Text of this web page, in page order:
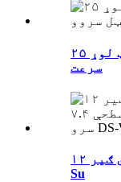
۲۵ کیلوګرامه فلزي ګیر ۷.۴ ولټ لوړ
سرعت
۱۲ کیلو ګرامه فلزي ګیر UAV کنټرول
Su